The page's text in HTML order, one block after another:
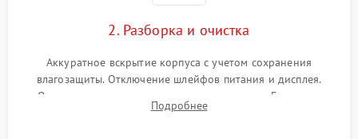
2. Разборка и очистка
Аккуратное вскрытие корпуса с учетом сохранения
влагозащиты. Отключение шлейфов питания и дисплея.
Очистка внутренних плат от окислов и пыли. Бережная
обработка германиевого объектива специализированными
Подробнее